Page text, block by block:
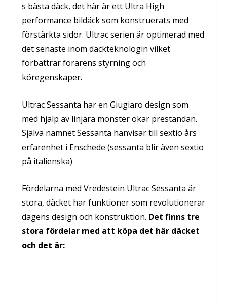
s bästa däck, det här är ett Ultra High
performance bildäck som konstruerats med
förstärkta sidor. Ultrac serien är optimerad med
det senaste inom däckteknologin vilket
förbättrar förarens styrning och
köregenskaper.
Ultrac Sessanta har en Giugiaro design som
med hjälp av linjära mönster ökar prestandan.
Själva namnet Sessanta hänvisar till sextio års
erfarenhet i Enschede (sessanta blir även sextio
på italienska)
Fördelarna med Vredestein Ultrac Sessanta är
stora, däcket har funktioner som revolutionerar
dagens design och konstruktion. Det finns tre
stora fördelar med att köpa det här däcket
och det är: